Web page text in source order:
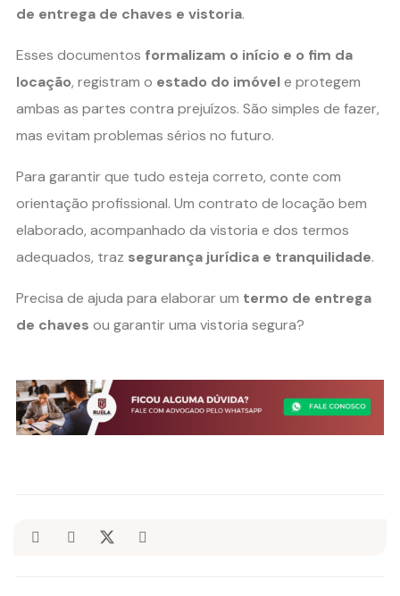
de entrega de chaves e vistoria.
Esses documentos formalizam o início e o fim da
locação, registram o estado do imóvele protegem
ambas as partes contra prejuízos. São simples de fazer,
mas evitam problemas sérios no futuro.
Para garantir que tudo esteja correto, conte com
orientação profissional. Um contrato de locação bem
elaborado, acompanhado da vistoria e dos termos
adequados, traz segurança jurídica e tranquilidade.
Precisa de ajuda para elaborar um termo de entrega
de chaves ou garantir uma vistoria segura?